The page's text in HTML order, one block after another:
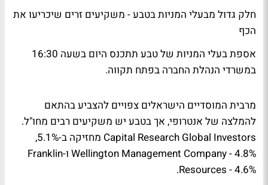
חלק גדול מבעלי המניות בטבע - משקיעים זרים שיכריעו את
הכף
אספת בעלי המניות של טבע תתכנס היום בשעה 16:30
במשרדי הנהלת החברה בפתח תקווה.
מרבית המוסדיים הישראלים צפויים להצביע בהתאם
להמלצה של אנטרופי, אך בטבע יש משקיעים רבים מחו"ל.
Capital Research Global Investors מחזיקה ב-5.1%,
Wellington Management Company - 4.8% ו-Franklin
Resources - 4.6%.